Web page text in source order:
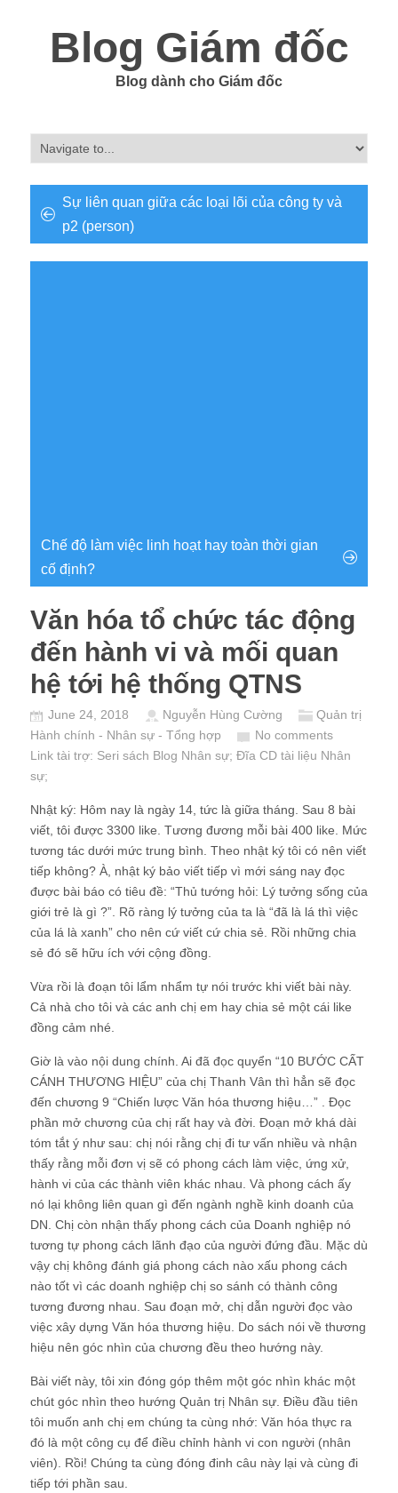
Blog Giám đốc
Blog dành cho Giám đốc
Sự liên quan giữa các loại lõi của công ty và
p2 (person)
Chế độ làm việc linh hoạt hay toàn thời gian
cố định?
Văn hóa tổ chức tác động
đến hành vi và mối quan
hệ tới hệ thống QTNS
June 24, 2018 Nguyễn Hùng Cường
Quản trị
Hành chính - Nhân sự - Tổng hợp
No comments
Link tài trợ: Seri sách Blog Nhân sự; Đĩa CD tài liệu Nhân
sự;
Nhật ký: Hôm nay là ngày 14, tức là giữa tháng. Sau 8 bài
viết, tôi được 3300 like. Tương đương mỗi bài 400 like. Mức
tương tác dưới mức trung bình. Theo nhật ký tôi có nên viết
tiếp không? À, nhật ký bảo viết tiếp vì mới sáng nay đọc
được bài báo có tiêu đề: “Thủ tướng hỏi: Lý tưởng sống của
giới trẻ là gì ?”. Rõ ràng lý tưởng của ta là “đã là lá thì việc
của lá là xanh” cho nên cứ viết cứ chia sẻ. Rồi những chia
sẻ đó sẽ hữu ích với cộng đồng.
Vừa rồi là đoạn tôi lẩm nhẩm tự nói trước khi viết bài này.
Cả nhà cho tôi và các anh chị em hay chia sẻ một cái like
đồng cảm nhé.
Giờ là vào nội dung chính. Ai đã đọc quyển “10 BƯỚC CẤT
CÁNH THƯƠNG HIỆU” của chị Thanh Vân thì hẳn sẽ đọc
đến chương 9 “Chiến lược Văn hóa thương hiệu…” . Đọc
phần mở chương của chị rất hay và đời. Đoạn mở khá dài
tóm tắt ý như sau: chị nói rằng chị đi tư vấn nhiều và nhận
thấy rằng mỗi đơn vị sẽ có phong cách làm việc, ứng xử,
hành vi của các thành viên khác nhau. Và phong cách ấy
nó lại không liên quan gì đến ngành nghề kinh doanh của
DN. Chị còn nhận thấy phong cách của Doanh nghiệp nó
tương tự phong cách lãnh đạo của người đứng đầu. Mặc dù
vậy chị không đánh giá phong cách nào xấu phong cách
nào tốt vì các doanh nghiệp chị so sánh có thành công
tương đương nhau. Sau đoạn mở, chị dẫn người đọc vào
việc xây dựng Văn hóa thương hiệu. Do sách nói về thương
hiệu nên góc nhìn của chương đều theo hướng này.
Bài viết này, tôi xin đóng góp thêm một góc nhìn khác một
chút góc nhìn theo hướng Quản trị Nhân sự. Điều đầu tiên
tôi muốn anh chị em chúng ta cùng nhớ: Văn hóa thực ra
đó là một công cụ để điều chỉnh hành vi con người (nhân
viên). Rồi! Chúng ta cùng đóng đinh câu này lại và cùng đi
tiếp tới phần sau.